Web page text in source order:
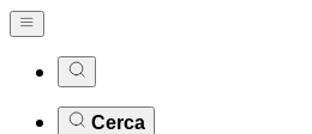
Cerca